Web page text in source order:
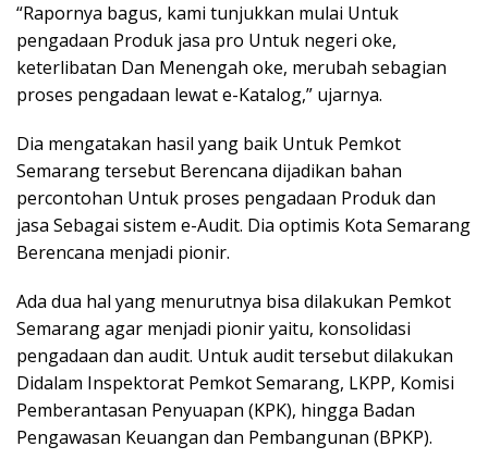
“Rapornya bagus, kami tunjukkan mulai Untuk
pengadaan Produk jasa pro Untuk negeri oke,
keterlibatan Dan Menengah oke, merubah sebagian
proses pengadaan lewat e-Katalog,” ujarnya.
Dia mengatakan hasil yang baik Untuk Pemkot
Semarang tersebut Berencana dijadikan bahan
percontohan Untuk proses pengadaan Produk dan
jasa Sebagai sistem e-Audit. Dia optimis Kota Semarang
Berencana menjadi pionir.
Ada dua hal yang menurutnya bisa dilakukan Pemkot
Semarang agar menjadi pionir yaitu, konsolidasi
pengadaan dan audit. Untuk audit tersebut dilakukan
Didalam Inspektorat Pemkot Semarang, LKPP, Komisi
Pemberantasan Penyuapan (KPK), hingga Badan
Pengawasan Keuangan dan Pembangunan (BPKP).